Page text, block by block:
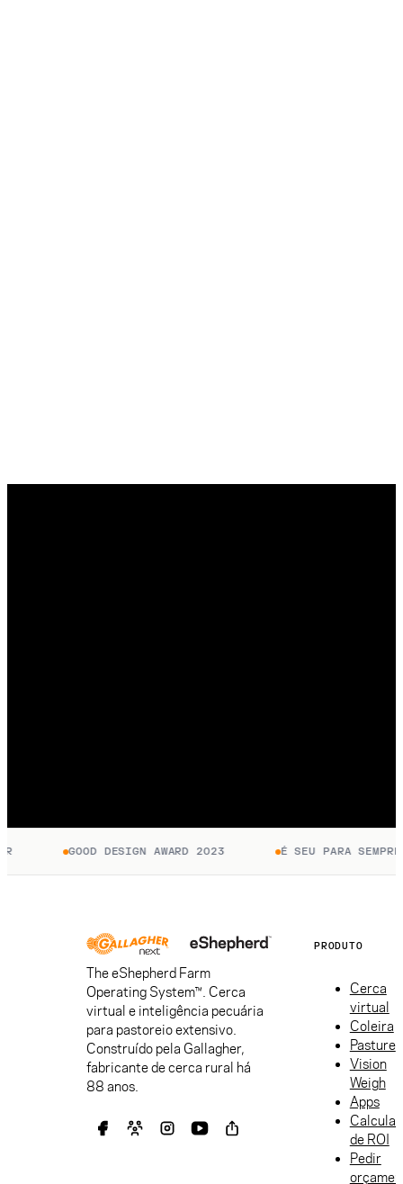
GOOD DESIGN AWARD 2023 É SEU PARA
The eShepherd Farm
Operating System™. Cerca
virtual e inteligência pecuária
para pastoreio extensivo.
Construído pela Gallagher,
fabricante de cerca rural há
88 anos.
PRODUTO
Cerca
virtual
Coleira
Pasture
Vision
Weigh
Apps
de ROI
Pedir